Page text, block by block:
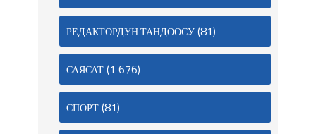
РЕДАКТОРДУН ТАНДООСУ(81)
САЯСАТ(1 676)
СПОРТ(81)